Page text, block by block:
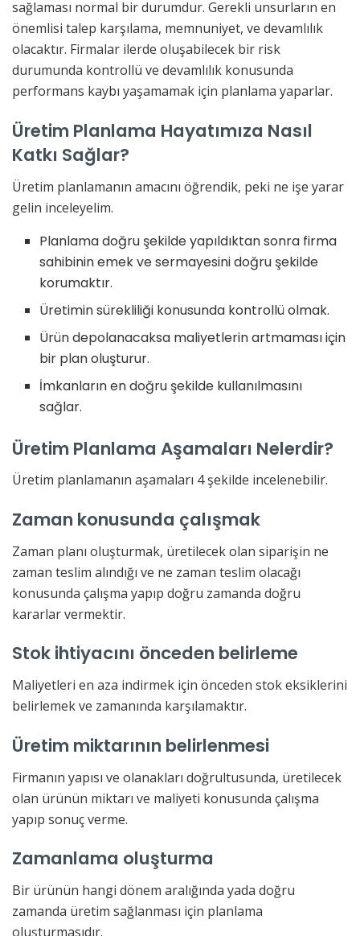
sağlaması normal bir durumdur. Gerekli unsurların en
önemlisi talep karşılama, memnuniyet, ve devamlılık
olacaktır. Firmalar ilerde oluşabilecek bir risk
durumunda kontrollü ve devamlılık konusunda
performans kaybı yaşamamak için planlama yaparlar.
Üretim Planlama Hayatımıza Nasıl
Katkı Sağlar?
Üretim planlamanın amacını öğrendik, peki ne işe yarar
gelin inceleyelim.
Planlama doğru şekilde yapıldıktan sonra firma
sahibinin emek ve sermayesini doğru şekilde
korumaktır.
Üretimin sürekliliği konusunda kontrollü olmak.
Ürün depolanacaksa maliyetlerin artmaması için
bir plan oluşturur.
İmkanların en doğru şekilde kullanılmasını
sağlar.
Üretim Planlama Aşamaları Nelerdir?
Üretim planlamanın aşamaları 4 şekilde incelenebilir.
Zaman konusunda çalışmak
Zaman planı oluşturmak, üretilecek olan siparişin ne
zaman teslim alındığı ve ne zaman teslim olacağı
konusunda çalışma yapıp doğru zamanda doğru
kararlar vermektir.
Stok ihtiyacını önceden belirleme
Maliyetleri en aza indirmek için önceden stok eksiklerini
belirlemek ve zamanında karşılamaktır.
Üretim miktarının belirlenmesi
Firmanın yapısı ve olanakları doğrultusunda, üretilecek
olan ürünün miktarı ve maliyeti konusunda çalışma
yapıp sonuç verme.
Zamanlama oluşturma
Bir ürünün hangi dönem aralığında yada doğru
zamanda üretim sağlanması için planlama
oluşturmasıdır.